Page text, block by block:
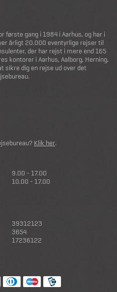
første gang i 1984 i Aarhus, og har i
årligt 20.000 eventyrlige rejser til
der har rejst i mere end 165
kontorer i Aarhus, Aalborg, Herning,
sikre dig en rejse ud over det
.
Klik her.
9.00 - 17.00
10.00 - 17.00
39312123
3654
17236122